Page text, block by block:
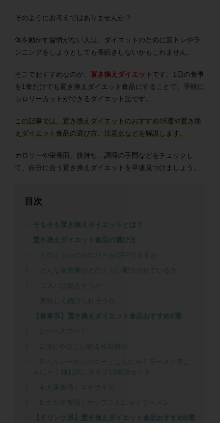
そのようにお考えではありませんか？
体を動かす習慣がない人は、ダイエットのために筋トレやラ
ンニングをしようとしても長続きしないかもしれません。
そこでおすすめなのが、 置き換えダイエット です。1日の食事
を1食だけでも置き換えダイエット食品にすることで、手軽に
カロリーカットができるダイエット法です。
この記事では、置き換えダイエットのおすすめ15選や置き換
えダイエット食品の選び方、注意点などを解説します。
カロリーや栄養面、腹持ち、調理の手間などをチェックし
て、自分に合う置き換えダイエットを早速見つけましょう。
目次
そもそも置き換えダイエットとは？
置き換えダイエット食品の選び方
どのくらいのカロリーをOFFできるか
どんな栄養素がどのくらい配合されているか
コスパは良さそうか
美味しく続けられそうか
【食事系】置き換えダイエット食品おすすめ5選
1.ベースフード
2.体にやさしい鯛＆松茸雑炊
3.ヘルシーカンパニー｜こんにゃくラーメン等こ
んにゃく麺お試しタイプ12種類セット
4.大塚食品｜マイサイズ
5.ナカキ食品｜カップこんにゃくラーメン
【ドリンク系】置き換えダイエット食品おすすめ6選